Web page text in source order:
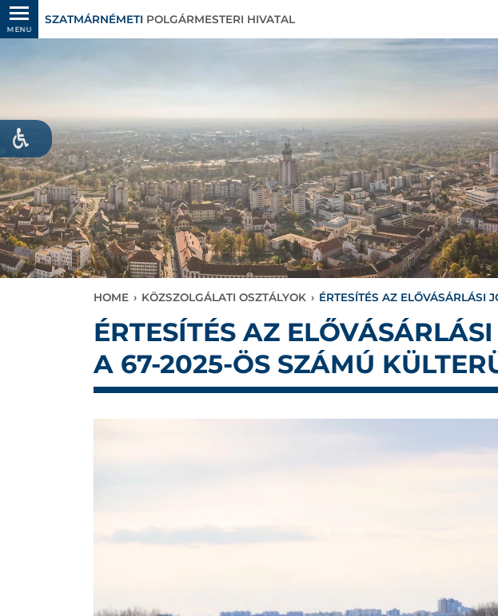
MENU
SZATMÁRNÉMETI POLGÁRMESTERI HIVATAL
HOME › KÖZSZOLGÁLATI OSZTÁLYOK › ÉRTESÍTÉS AZ ELŐVÁSÁRLÁSI
ÉRTESÍTÉS AZ
A 67-2025-ÖS SZÁMÚ